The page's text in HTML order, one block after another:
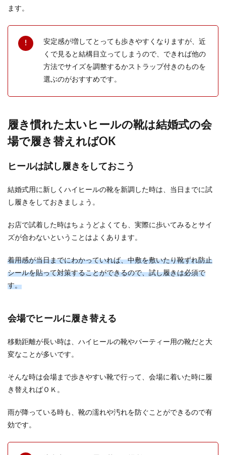
ます。
安定感が増してとっても歩きやすくなりますが、近
くで見ると結構目立ってしまうので、できれば他の
方法でサイズを調整するかストラップ付きのものを
選ぶのがおすすめです。
履き慣れた太いヒールの靴は結婚式の会
場で履き替えればOK
ヒールは試し履きをしておこう
結婚式用に新しくハイヒールの靴を新調した時は、当日までに試
し履きをしておきましょう。
お店で試着した時はちょうどよくても、実際に歩いてみるとサイ
ズが合わないということはよくあります。
着用感が当日までにわかっていれば、中敷を敷いたり靴ずれ防止
シールを貼って対策することができるので、試し履きは必須で
す。
会場でヒールに履き替える
移動距離が長い時は、ハイヒールの靴やパーティー用の靴だと大
変なことが多いです。
そんな時は会場まで歩きやすい靴で行って、会場に着いた時に履
き替えればＯＫ。
雨が降っている時も、靴の濡れや汚れを防ぐことができるので有
効です。